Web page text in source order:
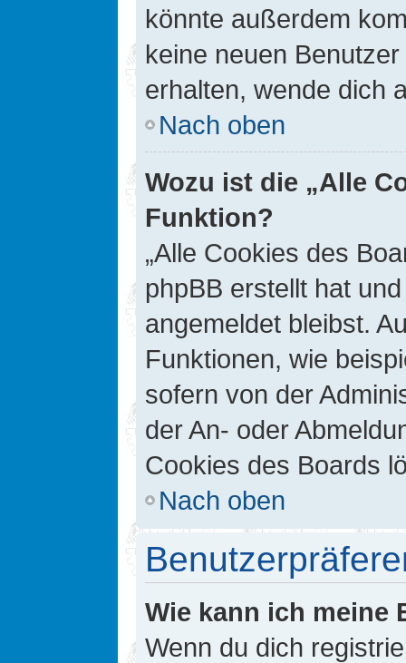
könnte außerdem
keine neuen
erhalten, wende dich
Nach oben
Wozu ist die „Alle
Funktion?
„Alle Cookies des
phpBB erstellt hat
angemeldet bleibst.
Funktionen, wie
sofern von der
der An- oder
Cookies des Boards
Nach oben
Wie kann ich meine
Wenn du dich